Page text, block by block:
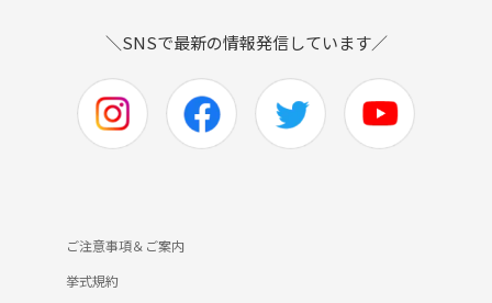
＼SNSで最新の情報発信しています／
ご注意事項＆ご案内
挙式規約